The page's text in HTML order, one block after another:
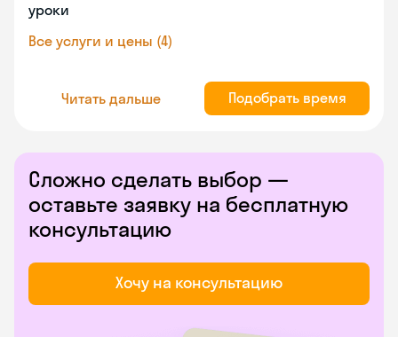
уроки
Все услуги и цены (4)
Читать дальше Подобрать время
Сложно сделать выбор —
оставьте заявку на бесплатную
консультацию
Хочу на консультацию